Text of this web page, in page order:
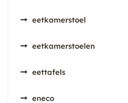
eetkamerstoel
eetkamerstoelen
eettafels
eneco